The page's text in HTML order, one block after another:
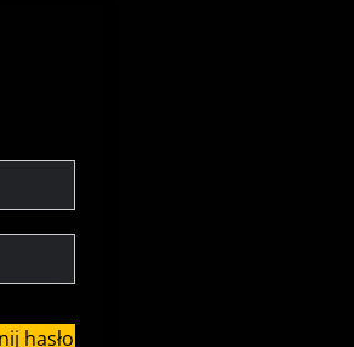
hasło